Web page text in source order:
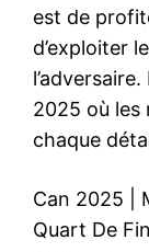
est de
d’exploiter
2025 où les
chaque
Can 2025
Quart De